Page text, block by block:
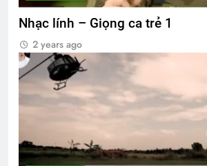
Nhạc lính – Giọng ca trẻ 1
2 years ago